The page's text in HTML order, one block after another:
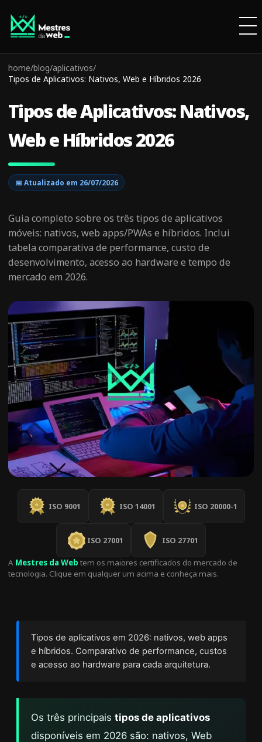
home/blog/aplicativos/
Tipos de Aplicativos: Nativos, Web e Híbridos 2026
Tipos de Aplicativos: Nativos,
Web e Híbridos 2026
📅 Atualizado em 26/07/2026
Guia completo sobre os três tipos de aplicativos
móveis: nativos, web apps/PWAs e híbridos. Inclui
tabela comparativa de performance, custo de
desenvolvimento, acesso ao hardware e tempo de
mercado em 2026.
ISO 9001 ISO 14001 ISO 20000-1
ISO 27001 ISO 27701
A Mestres da Web tem os maiores certificados do mercado de
tecnologia. Clique em qualquer um acima e conheça mais.
Tipos de aplicativos em 2026: nativos, web apps
e híbridos. Comparativo de performance, custos
e acesso ao hardware para cada arquitetura.
Os três principais tipos de aplicativos
disponíveis em 2026 são: nativos, Web